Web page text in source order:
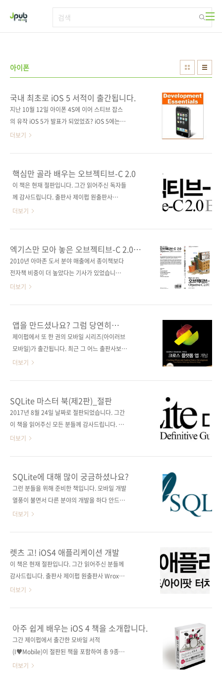
아이폰
국내 최초로 iOS 5 서적이 출간됩니다.
지난 10월 12일 아이폰 4S에 이어 스티브 잡스
의 유작 iOS 5가 발표가 되었었죠? iOS 5에는
iCloud의 사용, 트위터와의 연동, 아이패드를 위
만의 공간!의 iOS 5의 특징 정리해보기 iOS 5에
관한 원서들도 대부분 빨라야 12월부터 출간되
기 시작하는데, 이번에 저희가 출간하는 iOS 5
거의 같은 시기에 나올 수 있었던 건 미국의 전자
책을 계약했기 때문입니다. 어제 국내에 출간된
인 닐 스미스(Neil Smyth)는 지난 번 포스트에
서도 말씀했듯이 다작을 하며 책을 아마존에서
전자책으로 판매하고 있었는..
더보기
핵심만 골라 배우는 오브젝티브-C 2.0
이 책은 현재 절판입니다. 그간 읽어주신 독자들
께 감사드립니다. 출판사 제이펍 원출판사
Payload Media 원서명 Objective-C 2.0
12월 6일 페이지 248쪽 시리즈 I♥Mobile 15
(아이러브모바일 15) 판 형 4*6배판 변형
(188*245) 반양장(Soft Cover) 정 가 22,000
13560 분 야 프로그래밍 언어 / 오브젝티브-C
키워드 아이폰 / 아이패드 / 맥 OS / Xcode /
체지향 / Foundation 프레임워크 / 문자열 / ..
더보기
엑기스만 모아 놓은 오브젝티브-C 2.0
책이 출간됩니다.
2010년 아마존 도서 분야 매출에서 종이책보다
전자책 비중이 더 높았다는 기사가 있었습니다.
미국에서의 전자책 성장은 정말 눈부실 정도인
쇼핑몰인 아마존에서 전자책을 정책적으로 밀고
있기에 가능하지 않았나라는 것과 전자책에 최
적화되어 있는 킨들이라는 우수한 전용 뷰어가
서점별로 단말기가 다르고 제작방식도 달라 독
자들의 의 접근을 어렵게 하지 않고 있다는 점이
서는 대문만 나서면 서점을 만날 수 있지만(이젠
이것도 옛말이 되어가진 하지만요ㅠㅠ) 미국은
지리적 여건상 책을 접할 수 있는 공간이 오프라
인 서점보다는 온라인이 더..
더보기
앱을 만드셨나요? 그럼 당연히
안드로이드 마켓과 앱스토어 모두
올리셔야죠!
제이펍에서 또 한 권의 모바일 시리즈(아이러브
모바일)가 출간됩니다. 최근 그 어느 출판사보다
많은 모바일 서적을 출간하고 있는 Apress 출판
Applications for the IPhone and Android]
였으나 최근 도서명이 변경되어 [Cracking
iPhone and Android Native Development]
동일한 형태로 집필한 자매서가 있는데,
[Cracking Windows Phone and
지만 이 책은 저희가 계약을 하지 않았고, 아마도
국내에서 블랙베리 ..
더보기
SQLite 마스터 북(제2판)_절판
2017년 8월 24일 날짜로 절판되었습니다. 그간
이 책을 읽어주신 모든 분들께 감사드립니다. 출
판사 제이펍 원출판사 Apress 원서명 The
Allen), 마이크 오웬스(Mike Owens) 역자명 심
재철 출판일 2011년 4월 20일 페이지 400쪽 판
형 4*6배판 변형(188*245) 반양장(Soft
15-9 부가기호: 13560 시리즈 I♥Mobile
11(아이러브모바일 11) 분야 모바일 프로그래
안드로이드 / RDBMS / 임베디드 데이터베이스
/ ..
더보기
SQLite에 대해 많이 궁금하셨나요?
그런 분들을 위해 준비한 책입니다. 모바일 개발
열풍이 불면서 다른 분야의 개발을 하다 안드로
이드나 아이폰 개발로 옮겨오신 분들이 많을 것
로 여겨지지 않을까 합니다. MS-SQL이나
Oracle처럼 크고 무겁지도 않으면서도 어떻게
그 많은 DB를 빠르게 처리하는지 놀라울 정도입
기에서 앞으로의 활약이 더욱 기대되는 녀석입
니다! http://www.sqlite.org/ 또한 SQLite의
서 사용이 가능한 강력한 기능들을 갖추고 있습
니다. 그리고 C, 자바(Java), 펄(Perl), PHP, 파
이썬(Python), 루비(..
더보기
렛츠 고! iOS4 애플리케이션 개발
이 책은 현재 절판입니다. 그간 읽어주신 분들께
감사드립니다. 출판사 제이펍 원출판사 Wrox 원
서명 Beginning iOS 4 Application
석 출판일 2011년 3월 30일 페이지 780쪽 판
형 4*6배판 변형(188*245) 반양장(Soft
Cover) 정 가 35,000원 ISBN 978-89-94506-
09(아이러브모바일 09) 분야 모바일 프로그래
더보기
아주 쉽게 배우는 iOS 4 책을 소개합니다.
그간 제이펍에서 출간한 모바일 서적
(I♥Mobile)이 절판된 책을 포함하여 총 9종이
출간되었는데요, 그 중에 아이폰 운영체제에 관
더보기